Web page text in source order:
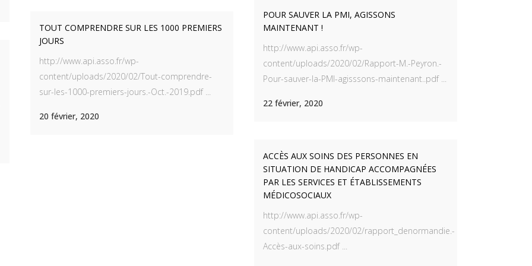
POUR SAUVER LA PMI, AGISSONS
MAINTENANT !
http://www.api.asso.fr/wp-
content/uploads/2020/02/Rapport-M.-Peyron.-
Pour-sauver-la-PMI-agisssons-maintenant..pdf ...
22 février, 2020
TOUT COMPRENDRE SUR LES 1000 PREMIERS
JOURS
http://www.api.asso.fr/wp-
content/uploads/2020/02/Tout-comprendre-
sur-les-1000-premiers-jours.-Oct.-2019.pdf ...
20 février, 2020
ACCÈS AUX SOINS DES PERSONNES EN
SITUATION DE HANDICAP ACCOMPAGNÉES
PAR LES SERVICES ET ÉTABLISSEMENTS
MÉDICOSOCIAUX
http://www.api.asso.fr/wp-
content/uploads/2020/02/rapport_denormandie.-
Accès-aux-soins.pdf ...
LE BOOK DE PIERRE SADOUL